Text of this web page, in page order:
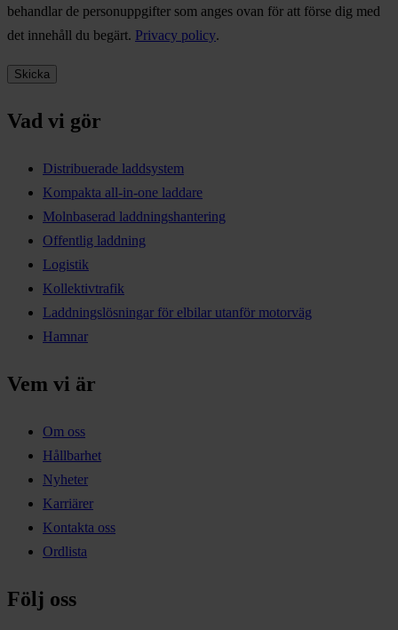
behandlar de personuppgifter som anges ovan för att förse dig med
det innehåll du begärt. Privacy policy.
Vad vi gör
Distribuerade laddsystem
Kompakta all-in-one laddare
Molnbaserad laddningshantering
Offentlig laddning
Logistik
Kollektivtrafik
Laddningslösningar för elbilar utanför motorväg
Hamnar
Vem vi är
Om oss
Hållbarhet
Nyheter
Karriärer
Kontakta oss
Ordlista
Följ oss